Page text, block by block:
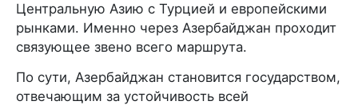
Центральную Азию с Турцией и европейскими
рынками. Именно через Азербайджан проходит
связующее звено всего маршрута.
По сути, Азербайджан становится государством,
отвечающим за устойчивость всей